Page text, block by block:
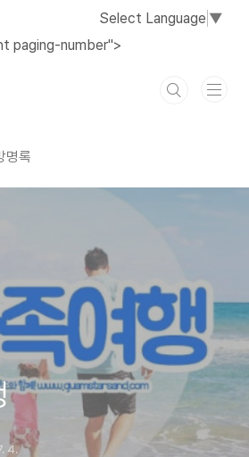
Select Language ▼
paging-number">
명록
4.